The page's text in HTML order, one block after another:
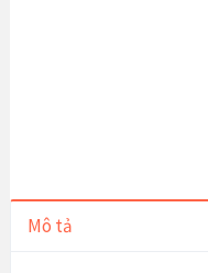
Mô tả